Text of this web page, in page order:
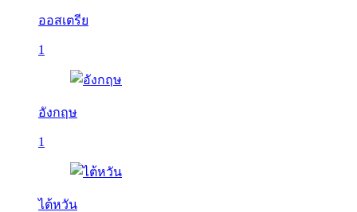
ออสเตรีย
1
อังกฤษ
1
ไต้หวัน